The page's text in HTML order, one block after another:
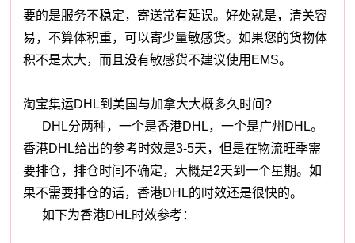
要的是服务不稳定，寄送常有延误。好处就是，清关容
易，不算体积重，可以寄少量敏感货。如果您的货物体
积不是太大，而且没有敏感货不建议使用EMS。
淘宝集运DHL到美国与加拿大大概多久时间?
DHL分两种，一个是香港DHL，一个是广州DHL。
香港DHL给出的参考时效是3-5天，但是在物流旺季需
要排仓，排仓时间不确定，大概是2天到一个星期。如
果不需要排仓的话，香港DHL的时效还是很快的。
如下为香港DHL时效参考：